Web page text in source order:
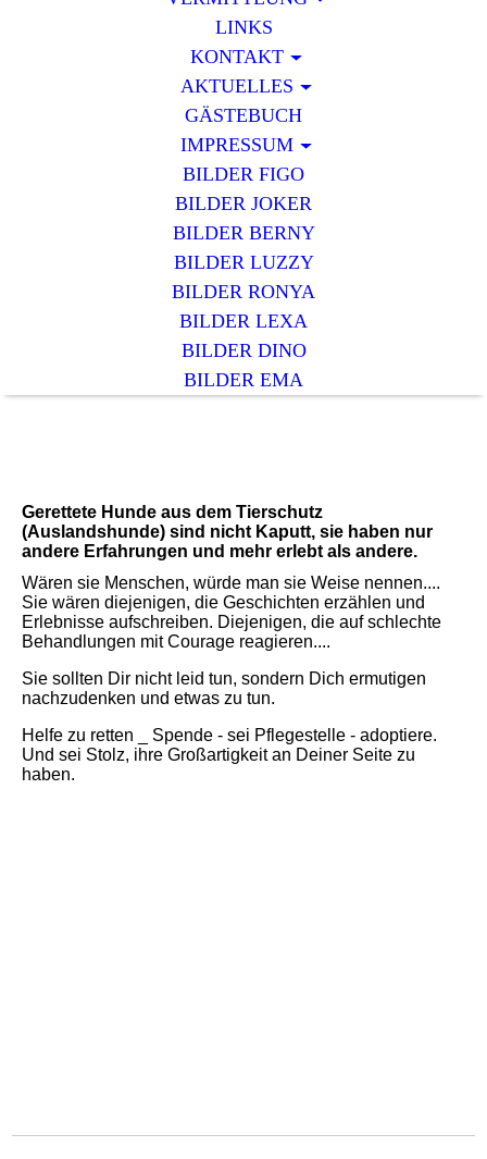
LINKS
KONTAKT
AKTUELLES
GÄSTEBUCH
IMPRESSUM
BILDER FIGO
BILDER JOKER
BILDER BERNY
BILDER LUZZY
BILDER RONYA
BILDER LEXA
BILDER DINO
BILDER EMA
Gerettete Hunde aus dem Tierschutz
(Auslandshunde) sind nicht Kaputt, sie haben nur
andere Erfahrungen und mehr erlebt als andere.
Wären sie Menschen, würde man sie Weise nennen....
Sie wären diejenigen, die Geschichten erzählen und
Erlebnisse aufschreiben. Diejenigen, die auf schlechte
Behandlungen mit Courage reagieren....
Sie sollten Dir nicht leid tun, sondern Dich ermutigen
nachzudenken und etwas zu tun.
Helfe zu retten _ Spende - sei Pflegestelle - adoptiere.
Und sei Stolz, ihre Großartigkeit an Deiner Seite zu
haben.